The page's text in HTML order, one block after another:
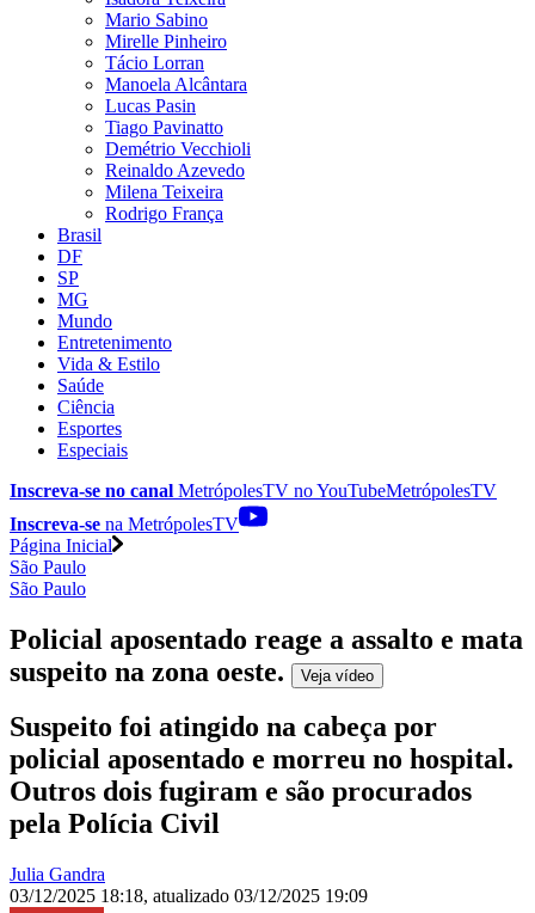
Mario Sabino
Mirelle Pinheiro
Tácio Lorran
Manoela Alcântara
Lucas Pasin
Tiago Pavinatto
Demétrio Vecchioli
Reinaldo Azevedo
Milena Teixeira
Rodrigo França
Brasil
DF
SP
MG
Mundo
Entretenimento
Vida & Estilo
Saúde
Ciência
Esportes
Especiais
Inscreva-se no canal MetrópolesTV noYouTubeMetrópolesTV
Inscreva-se na MetrópolesTV
Página Inicial
São Paulo
São Paulo
Policial aposentado reage a assalto e mata
suspeito na zona oeste. Veja vídeo
Suspeito foi atingido na cabeça por
policial aposentado e morreu no hospital.
Outros dois fugiram e são procurados
pela Polícia Civil
Julia Gandra
03/12/2025 18:18, atualizado 03/12/2025 19:09